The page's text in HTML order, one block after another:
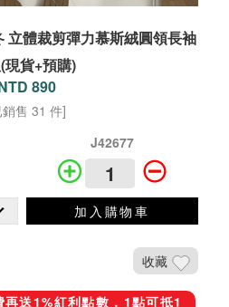
立體裁剪彈力慕斯絨圓領長袖
現貨+預購)
890
銷售 31 件]
J42677
加入購物車
收藏
送1%紅利點數，1點可抵1